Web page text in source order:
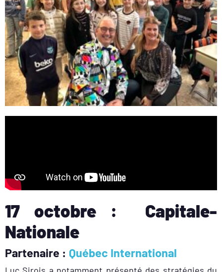
17 octobre : Capitale-
Nationale
Partenaire : Québec International